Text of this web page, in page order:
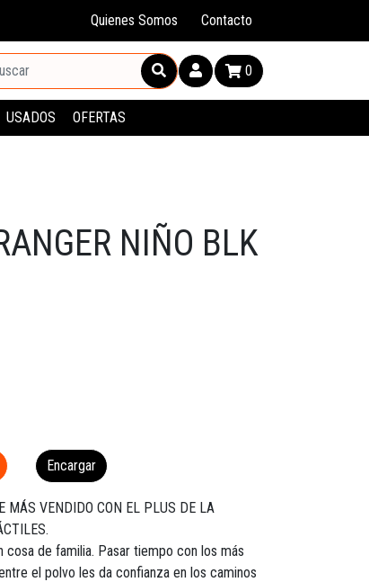
Quienes Somos Contacto
0
USADOS OFERTAS
NIÑO BLK
Encargar
MÁS VENDIDO CON EL PLUS DE LA
cosa de familia. Pasar tiempo con los más
el polvo les da confianza en los caminos